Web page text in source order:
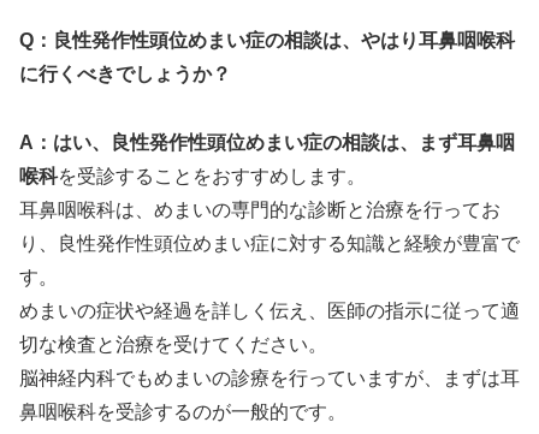
Q：良性発作性頭位めまい症の相談は、やはり耳鼻咽喉科
に行くべきでしょうか？
A：はい、良性発作性頭位めまい症の相談は、まず耳鼻咽
喉科を受診することをおすすめします。
耳鼻咽喉科は、めまいの専門的な診断と治療を行ってお
り、良性発作性頭位めまい症に対する知識と経験が豊富で
す。
めまいの症状や経過を詳しく伝え、医師の指示に従って適
切な検査と治療を受けてください。
脳神経内科でもめまいの診療を行っていますが、まずは耳
鼻咽喉科を受診するのが一般的です。